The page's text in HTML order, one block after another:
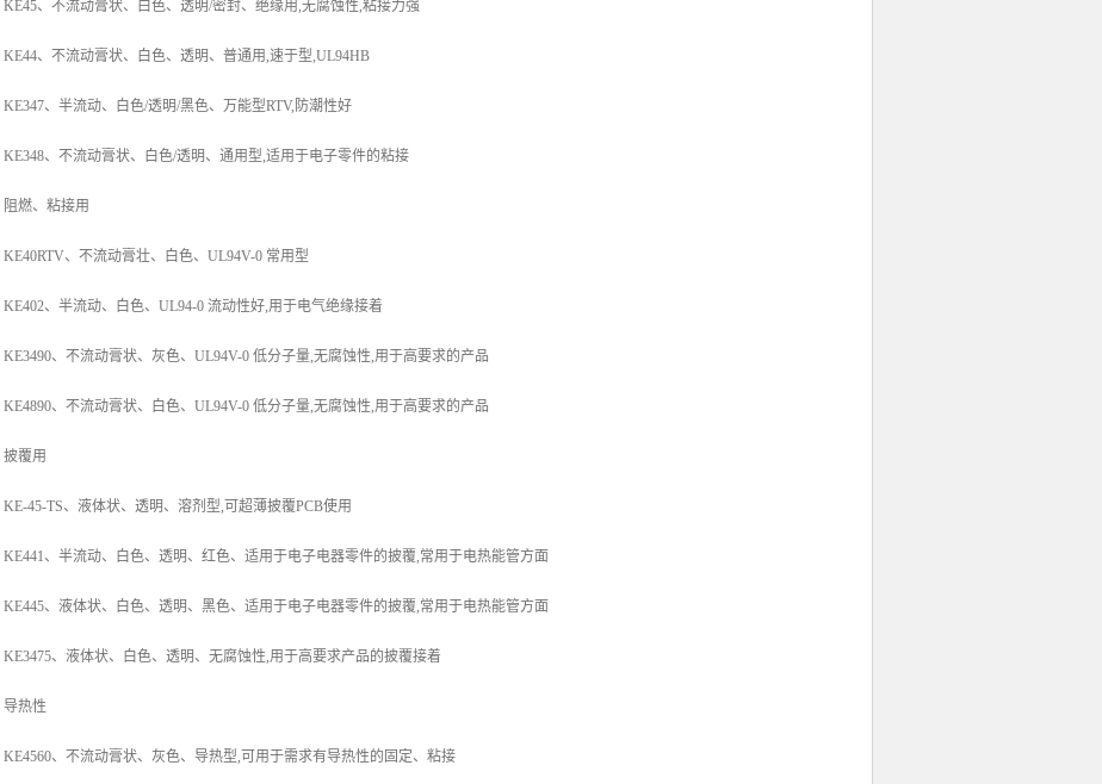
KE45、不流动膏状、白色、透明/密封、绝缘用,无腐蚀性,粘接力强
KE44、不流动膏状、白色、透明、普通用,速于型,UL94HB
KE347、半流动、白色/透明/黑色、万能型RTV,防潮性好
KE348、不流动膏状、白色/透明、通用型,适用于电子零件的粘接
阻燃、粘接用
KE40RTV、不流动膏壮、白色、UL94V-0 常用型
KE402、半流动、白色、UL94-0 流动性好,用于电气绝缘接着
KE3490、不流动膏状、灰色、UL94V-0 低分子量,无腐蚀性,用于高要求的产品
KE4890、不流动膏状、白色、UL94V-0 低分子量,无腐蚀性,用于高要求的产品
披覆用
KE-45-TS、液体状、透明、溶剂型,可超薄披覆PCB使用
KE441、半流动、白色、透明、红色、适用于电子电器零件的披覆,常用于电热能管方面
KE445、液体状、白色、透明、黑色、适用于电子电器零件的披覆,常用于电热能管方面
KE3475、液体状、白色、透明、无腐蚀性,用于高要求产品的披覆接着
导热性
KE4560、不流动膏状、灰色、导热型,可用于需求有导热性的固定、粘接